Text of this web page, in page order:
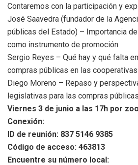
Contaremos con la participación y
José Saavedra (fundador de la
públicas del Estado) – Importancia
como instrumento de promoción
Sergio Reyes – Qué hay y qué falta
compras públicas en las cooperativas
Diego Moreno – Repaso y
legislativas para las compras
Viernes 3 de junio a las 17h por
Conexión:
ID de reunión: 837 5146 9385
Código de acceso: 463813
Encuentre su número local: